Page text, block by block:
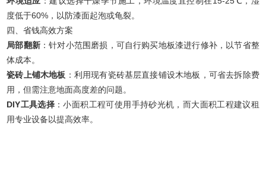
度低于60%，以防漆面起泡或龟裂。
四、省钱高效方案
局部翻新：针对小范围磨损，可自行购买地板漆进行修补，以节省整
体成本。
瓷砖上铺木地板 ：利用现有瓷砖基层直接铺设木地板，可省去拆除费
用，但需注意地面高度差的问题。
DIY工具选择 ：小面积工程可使用手持砂光机，而大面积工程建议租
用专业设备以提高效率。